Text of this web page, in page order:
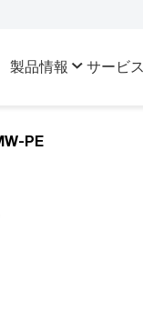
製品情報 サービス
PE